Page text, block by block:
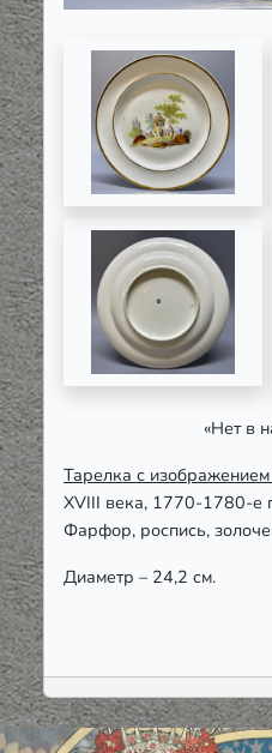
«Нет в
Тарелка с
XVIII века, 1770-1780-е
Фарфор, роспись,
Диаметр – 24,2 см.